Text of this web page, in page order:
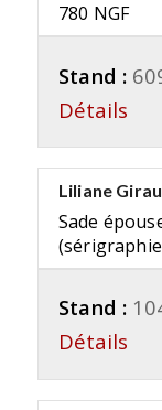
780 NGF
Stand :
Détails
Liliane
Sade
Stand :
Détails